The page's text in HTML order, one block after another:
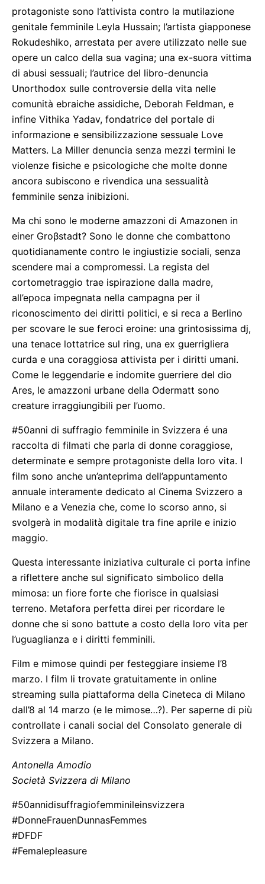
protagoniste sono l’attivista contro la mutilazione
genitale femminile Leyla Hussain; l’artista giapponese
Rokudeshiko, arrestata per avere utilizzato nelle sue
opere un calco della sua vagina; una ex-suora vittima
di abusi sessuali; l’autrice del libro-denuncia
Unorthodox sulle controversie della vita nelle
comunità ebraiche assidiche, Deborah Feldman, e
infine Vithika Yadav, fondatrice del portale di
informazione e sensibilizzazione sessuale Love
Matters. La Miller denuncia senza mezzi termini le
violenze fisiche e psicologiche che molte donne
ancora subiscono e rivendica una sessualità
femminile senza inibizioni.
Ma chi sono le moderne amazzoni di Amazonen in
einer Groβstadt? Sono le donne che combattono
quotidianamente contro le ingiustizie sociali, senza
scendere mai a compromessi. La regista del
cortometraggio trae ispirazione dalla madre,
all’epoca impegnata nella campagna per il
riconoscimento dei diritti politici, e si reca a Berlino
per scovare le sue feroci eroine: una grintosissima dj,
una tenace lottatrice sul ring, una ex guerrigliera
curda e una coraggiosa attivista per i diritti umani.
Come le leggendarie e indomite guerriere del dio
Ares, le amazzoni urbane della Odermatt sono
creature irraggiungibili per l’uomo.
#50anni di suffragio femminile in Svizzera é una
raccolta di filmati che parla di donne coraggiose,
determinate e sempre protagoniste della loro vita. I
film sono anche un’anteprima dell’appuntamento
annuale interamente dedicato al Cinema Svizzero a
Milano e a Venezia che, come lo scorso anno, si
svolgerà in modalità digitale tra fine aprile e inizio
maggio.
Questa interessante iniziativa culturale ci porta infine
a riflettere anche sul significato simbolico della
mimosa: un fiore forte che fiorisce in qualsiasi
terreno. Metafora perfetta direi per ricordare le
donne che si sono battute a costo della loro vita per
l’uguaglianza e i diritti femminili.
Film e mimose quindi per festeggiare insieme l’8
marzo. I film li trovate gratuitamente in online
streaming sulla piattaforma della Cineteca di Milano
dall’8 al 14 marzo (e le mimose…?). Per saperne di più
controllate i canali social del Consolato generale di
Svizzera a Milano.
Antonella Amodio
Società Svizzera di Milano
#50annidisuffragiofemminileinsvizzera
#DonneFrauenDunnasFemmes
#DFDF
#Femalepleasure